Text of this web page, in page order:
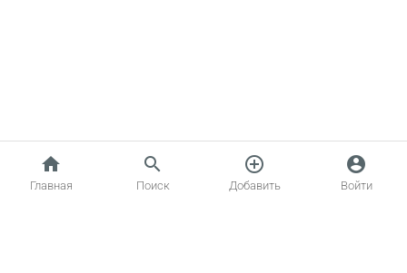
home
Главная
search
Поиск
add_circle_outline
Добавить
account_circle
Войти